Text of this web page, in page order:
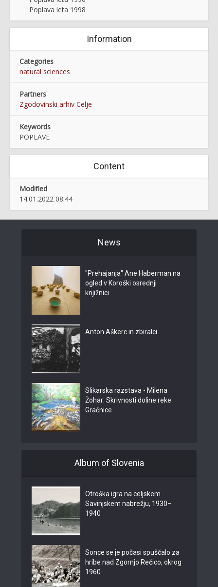
Poplava leta 1998
Information
Categories
natural sciences
Partners
Zgodovinski arhiv Celje
Keywords
POPLAVE
Content
Modified
14.01.2022 08:44
News
"Prehajanja" Ane Haberman na
ogled v Koroški osrednji
knjižnici
Anton Aškerc in zbiralci
Slikarska razstava - Milena
Žohar: Skrivnosti doline reke
Gračnice
Album of Slovenia
Otroška igra na celjskem
Savinjskem nabrežju, 1930–
1940
Sonce se je počasi spuščalo za
hribe nad Zgornjo Rečico, okrog
1960